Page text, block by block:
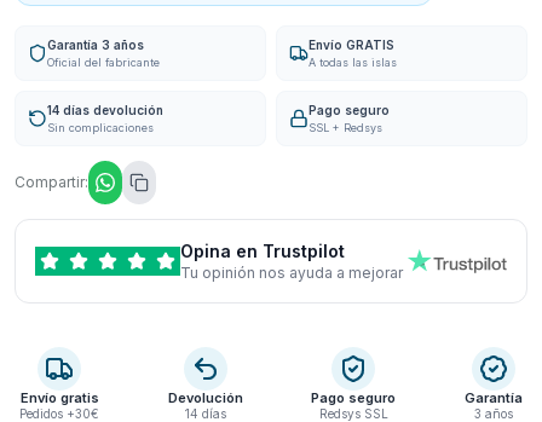
Garantía 3 años
Oficial del fabricante
Envío GRATIS
A todas las islas
14 días devolución
Sin complicaciones
Pago seguro
SSL + Redsys
Compartir:
Opina en Trustpilot
Tu opinión nos ayuda a mejorar
Envío gratis
Pedidos +30€
Devolución
14 días
Pago seguro
Redsys SSL
Garantía
3 años